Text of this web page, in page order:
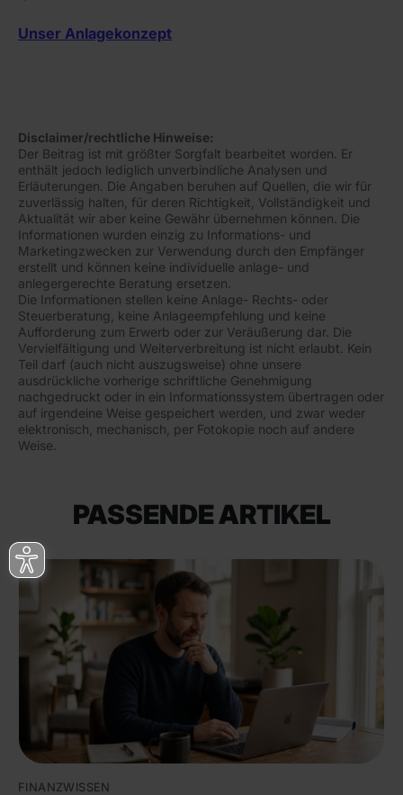
Unser Anlagekonzept
Disclaimer/rechtliche Hinweise:
Der Beitrag ist mit größter Sorgfalt bearbeitet worden. Er
enthält jedoch lediglich unverbindliche Analysen und
Erläuterungen. Die Angaben beruhen auf Quellen, die wir für
zuverlässig halten, für deren Richtigkeit, Vollständigkeit und
Aktualität wir aber keine Gewähr übernehmen können. Die
Informationen wurden einzig zu Informations- und
Marketingzwecken zur Verwendung durch den Empfänger
erstellt und können keine individuelle anlage- und
anlegergerechte Beratung ersetzen.
Die Informationen stellen keine Anlage- Rechts- oder
Steuerberatung, keine Anlageempfehlung und keine
Aufforderung zum Erwerb oder zur Veräußerung dar. Die
Vervielfältigung und Weiterverbreitung ist nicht erlaubt. Kein
Teil darf (auch nicht auszugsweise) ohne unsere
ausdrückliche vorherige schriftliche Genehmigung
nachgedruckt oder in ein Informationssystem übertragen oder
auf irgendeine Weise gespeichert werden, und zwar weder
elektronisch, mechanisch, per Fotokopie noch auf andere
Weise.
PASSENDE ARTIKEL
FINANZWISSEN